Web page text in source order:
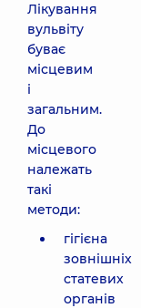
Лікування
вульвіту
буває
місцевим
і
загальним.
До
місцевого
належать
такі
методи:
гігієна
зовнішніх
статевих
органів